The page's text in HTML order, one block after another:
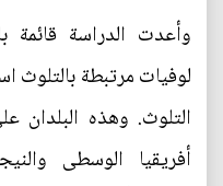
وأعدت الدراسة قائمة
لوفيات مرتبطة بالتلوث
التلوث. وهذه البلدان
أفريقيا الوسطى